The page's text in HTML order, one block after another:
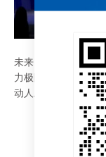
未来，鲲云科技将
力极限，提供更便
动人工智能在更多行